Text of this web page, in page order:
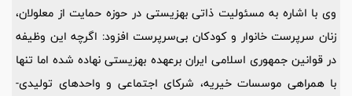
وی با اشاره به مسئولیت ذاتی بهزیستی در حوزه حمایت از معلولان،
زنان سرپرست خانوار و کودکان بی‌سرپرست افزود: اگرچه این وظیفه
در قوانین جمهوری اسلامی ایران برعهده بهزیستی نهاده شده اما تنها
با همراهی موسسات خیریه، شرکای اجتماعی و واحدهای تولیدی-